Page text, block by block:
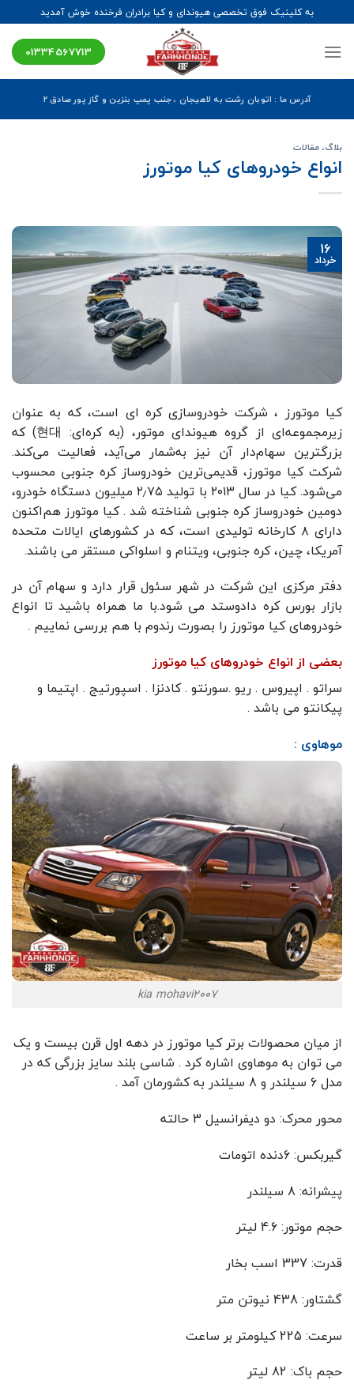
to
content
به کلینیک فوق تخصصی هیوندای و کیا برادران فرخنده خوش آمدید
01334567713
آدرس ما : اتوبان رشت به لاهیجان ، جنب پمپ بنزین و گاز پور صادق ۲
بلاگ، مقالات
انواع خودروهای کیا موتورز
16
خرداد
کیا موتورز ، شرکت خودروسازی کره ای است، که به عنوان
زیرمجموعه‌ای از گروه هیوندای موتور، (به کره‌ای: 현대) که
بزرگترین سهام‌دار آن نیز به‌شمار می‌آید، فعالیت می‌کند.
شرکت کیا موتورز، قدیمی‌ترین خودروساز کره جنوبی محسوب
می‌شود. کیا در سال ۲۰۱۳ با تولید ۲٫۷۵ میلیون دستگاه خودرو،
دومین خودروساز کره جنوبی شناخته شد . کیا موتورز هم‌اکنون
دارای ۸ کارخانه تولیدی است، که در کشورهای ایالات متحده
آمریکا، چین، کره جنوبی، ویتنام و اسلواکی مستقر می باشند.
دفتر مرکزی این شرکت در شهر سئول قرار دارد و سهام آن در
بازار بورس کره دادوستد می شود.با ما همراه باشید تا انواع
خودروهای کیا موتورز را بصورت رندوم با هم بررسی نماییم .
بعضی از انواع خودروهای کیا موتورز
سراتو . اپیروس . ریو .سورنتو . کادنزا . اسپورتیج . اپتیما و
پیکانتو می باشد .
موهاوی :
kia mohavi2007
از میان محصولات برتر کیا موتورز در دهه اول قرن بیست و یک
می توان به موهاوی اشاره کرد . شاسی بلند سایز بزرگی که در
مدل 6 سیلندر و 8 سیلندر به کشورمان آمد .
محور محرک: دو دیفرانسیل 3 حالته
گیربکس: 6دنده اتومات
پیشرانه: 8 سیلندر
حجم موتور: 4.6 لیتر
قدرت: 337 اسب بخار
گشتاور: 438 نیوتن متر
سرعت: 225 کیلومتر بر ساعت
حجم باک: 82 لیتر